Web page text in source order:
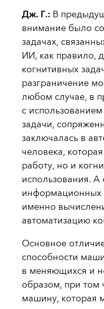
Дж. Г.: В
внимание было
задачах,
ИИ, как правило,
когнитивных
разграничение
любом случае, в
с
задачи,
заключалась в
человека,
работу, но и
использования.
информационных
именно
автоматизацию
Основное
способности
в меняющихся и
образом, при том
машину, которая